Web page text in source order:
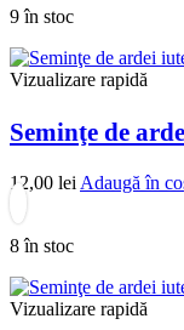
9 în stoc
Vizualizare rapidă
Seminţe de
12,00 lei Adaugă în
8 în stoc
Vizualizare rapidă